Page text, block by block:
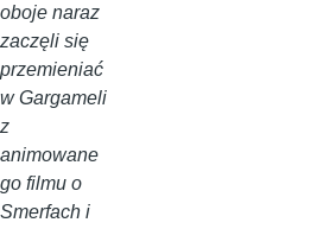
oboje naraz
zaczęli się
przemieniać
w Gargameli
z
animowane
go filmu o
Smerfach i